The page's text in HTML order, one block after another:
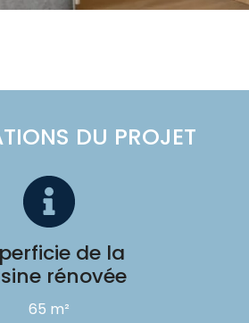
DU PROJET
de la
rénovée
65 m²